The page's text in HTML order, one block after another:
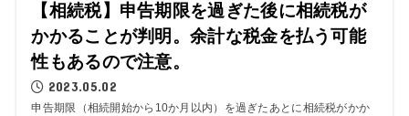
【相続税】申告期限を過ぎた後に相続税が
かかることが判明。余計な税金を払う可能
性もあるので注意。
2023.05.02
申告期限（相続開始から10か月以内）を過ぎたあとに相続税がかか